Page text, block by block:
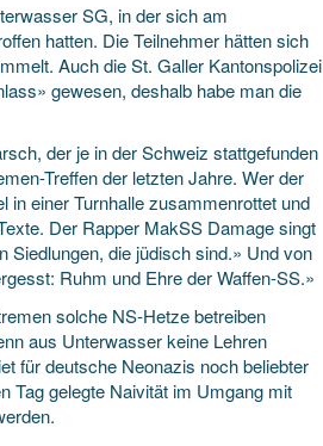
SG, in der sich am
hatten. Die Teilnehmer hätten sich
Auch die St. Galler Kantonspolizei
gewesen, deshalb habe man die
der je in der Schweiz stattgefunden
Treffen der letzten Jahre. Wer der
einer Turnhalle zusammenrottet und
Der Rapper MakSS Damage singt
die jüdisch sind.» Und von
Ruhm und Ehre der Waffen-SS.»
solche NS-Hetze betreiben
aus Unterwasser keine Lehren
für deutsche Neonazis noch beliebter
Tag gelegte Naivität im Umgang mit